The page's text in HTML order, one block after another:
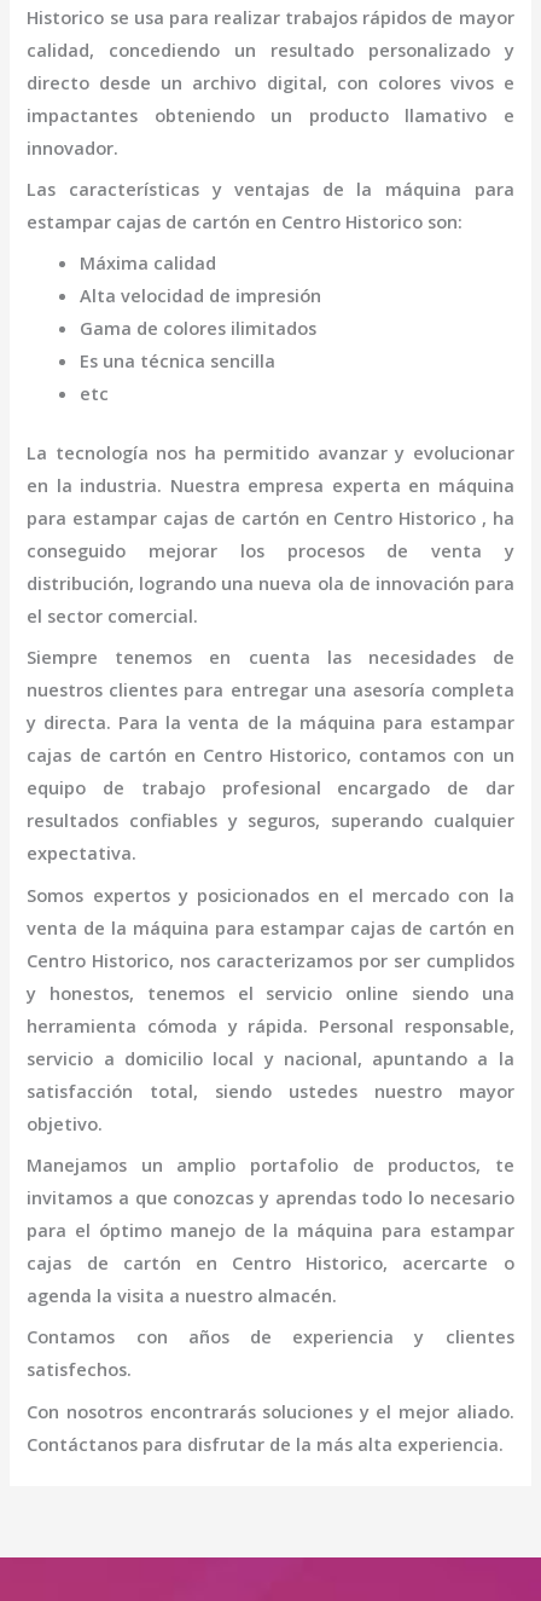
Historico se usa para realizar trabajos rápidos de mayor
calidad, concediendo un resultado personalizado y
directo desde un archivo digital, con colores vivos e
impactantes obteniendo un producto llamativo e
innovador.
Las características y ventajas de la máquina para
estampar cajas de cartón en Centro Historico son:
Máxima calidad
Alta velocidad de impresión
Gama de colores ilimitados
Es una técnica sencilla
etc
La tecnología nos ha permitido avanzar y evolucionar
en la industria. Nuestra empresa experta en máquina
para estampar cajas de cartón en Centro Historico , ha
conseguido mejorar los procesos de venta y
distribución, logrando una nueva ola de innovación para
el sector comercial.
Siempre tenemos en cuenta las necesidades de
nuestros clientes para entregar una asesoría completa
y directa. Para la venta de la máquina para estampar
cajas de cartón en Centro Historico, contamos con un
equipo de trabajo profesional encargado de dar
resultados confiables y seguros, superando cualquier
expectativa.
Somos expertos y posicionados en el mercado con la
venta de la máquina para estampar cajas de cartón en
Centro Historico, nos caracterizamos por ser cumplidos
y honestos, tenemos el servicio online siendo una
herramienta cómoda y rápida. Personal responsable,
servicio a domicilio local y nacional, apuntando a la
satisfacción total, siendo ustedes nuestro mayor
objetivo.
Manejamos un amplio portafolio de productos, te
invitamos a que conozcas y aprendas todo lo necesario
para el óptimo manejo de la máquina para estampar
cajas de cartón
en Centro Historico, acercarte o
agenda la visita a nuestro almacén.
Contamos con años de experiencia y clientes
satisfechos.
Con nosotros encontrarás soluciones y el mejor aliado.
Contáctanos para disfrutar de la más alta experiencia.